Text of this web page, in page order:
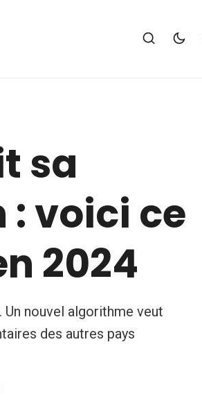
sa
voici ce
2024
nouvel algorithme veut
des autres pays